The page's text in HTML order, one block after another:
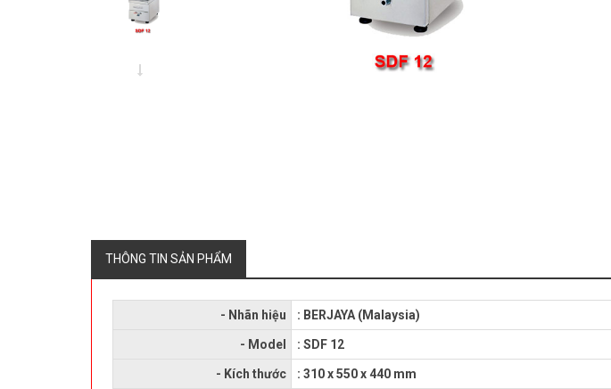
THÔNG TIN SẢN PHẨM
- Nhãn hiệu : BERJAYA (Malaysia)
- Model : SDF 12
- Kích thước : 310 x 550 x 440 mm